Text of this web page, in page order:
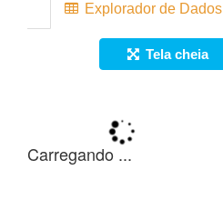
Explorador de Dados
Tela cheia